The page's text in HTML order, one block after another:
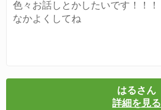
色々お話しとかしたいです！！！
なかよくしてね
はるさん
詳細を見る